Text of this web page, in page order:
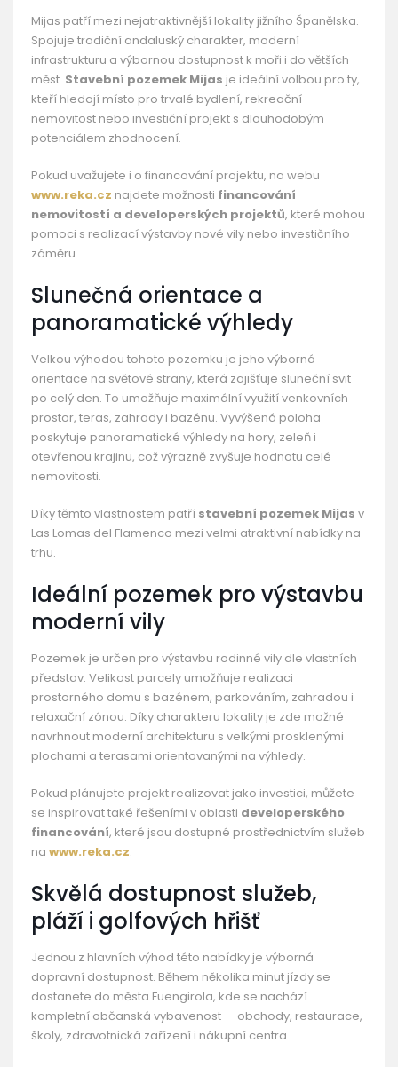
Mijas patří mezi nejatraktivnější lokality jižního Španělska.
Spojuje tradiční andaluský charakter, moderní
infrastrukturu a výbornou dostupnost k moři i do větších
měst. Stavební pozemek Mijas je ideální volbou pro ty,
kteří hledají místo pro trvalé bydlení, rekreační
nemovitost nebo investiční projekt s dlouhodobým
potenciálem zhodnocení.
Pokud uvažujete i o financování projektu, na webu
www.reka.cz najdete možnosti financování
nemovitostí a developerských projektů, které mohou
pomoci s realizací výstavby nové vily nebo investičního
záměru.
Slunečná orientace a
panoramatické výhledy
Velkou výhodou tohoto pozemku je jeho výborná
orientace na světové strany, která zajišťuje sluneční svit
po celý den. To umožňuje maximální využití venkovních
prostor, teras, zahrady i bazénu. Vyvýšená poloha
poskytuje panoramatické výhledy na hory, zeleň i
otevřenou krajinu, což výrazně zvyšuje hodnotu celé
nemovitosti.
Díky těmto vlastnostem patří stavební pozemek Mijas v
Las Lomas del Flamenco mezi velmi atraktivní nabídky na
trhu.
Ideální pozemek pro výstavbu
moderní vily
Pozemek je určen pro výstavbu rodinné vily dle vlastních
představ. Velikost parcely umožňuje realizaci
prostorného domu s bazénem, parkováním, zahradou i
relaxační zónou. Díky charakteru lokality je zde možné
navrhnout moderní architekturu s velkými prosklenými
plochami a terasami orientovanými na výhledy.
Pokud plánujete projekt realizovat jako investici, můžete
se inspirovat také řešeními v oblasti developerského
financování, které jsou dostupné prostřednictvím služeb
na www.reka.cz.
Skvělá dostupnost služeb,
pláží i golfových hřišť
Jednou z hlavních výhod této nabídky je výborná
dopravní dostupnost. Během několika minut jízdy se
dostanete do města Fuengirola, kde se nachází
kompletní občanská vybavenost — obchody, restaurace,
školy, zdravotnická zařízení i nákupní centra.